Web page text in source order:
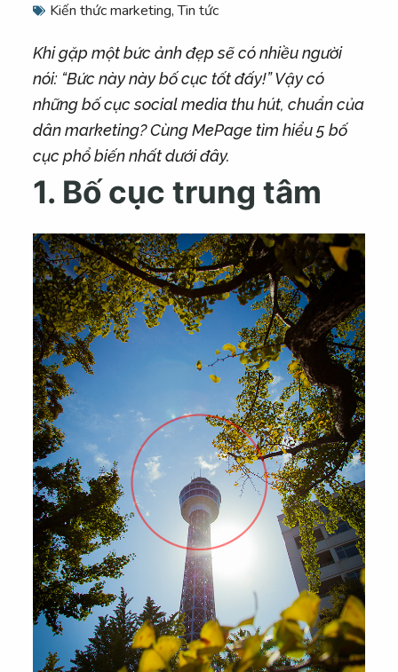
Kiến thức marketing,Tin tức
Khi gặp một bức ảnh đẹp sẽ có nhiều người
nói: “Bức này này bố cục tốt đấy!” Vậy có
những bố cục social media thu hút, chuẩn của
dân marketing? Cùng MePage tìm hiểu 5 bố
cục phổ biến nhất dưới đây.
1. Bố cục trung tâm